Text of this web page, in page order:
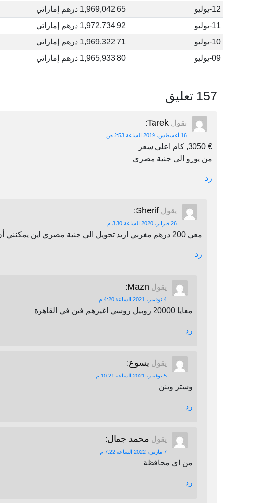
12-يوليو
1,969,042.65 درهم إماراتي
11-يوليو
1,972,734.92 درهم إماراتي
10-يوليو
1,969,322.71 درهم إماراتي
09-يوليو
1,965,933.80 درهم إماراتي
157 تعليق
يقول Tarek
:
16 أغسطس، 2019 الساعة 2:53 ص
€ 3050, كام اعلى سعر
من يورو الى جنية مصرى
رد
يقول Sherif
:
26 فبراير، 2020 الساعة 3:30 م
معي 200 درهم مغربي اريد تحويل الي جنية مصري اين يمكنني أن احول
رد
يقول Mazn
:
4 نوفمبر، 2021 الساعة 4:20 م
معايا 20000 روبيل روسي اغيرهم فين في القاهرة
رد
يقول يسوع:
5 نوفمبر، 2021 الساعة 10:21 م
وستر وينن
رد
يقول محمد جمال:
7 مارس، 2022 الساعة 7:22 م
من اي محافظة
رد